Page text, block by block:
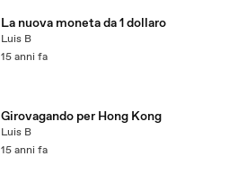
La nuova moneta da 1 dollaro
Luis B
15 anni fa
Girovagando per Hong Kong
Luis B
15 anni fa